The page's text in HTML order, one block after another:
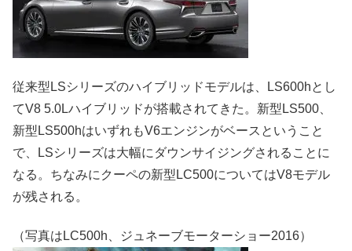
従来型LSシリーズのハイブリッドモデルは、LS600hとし
てV8 5.0Lハイブリッドが搭載されてきた。新型LS500、
新型LS500hはいずれもV6エンジンがベースということ
で、LSシリーズは大幅にダウンサイジングされることに
なる。ちなみにクーペの新型LC500についてはV8モデル
が残される。
（写真はLC500h、ジュネーブモーターショー2016）